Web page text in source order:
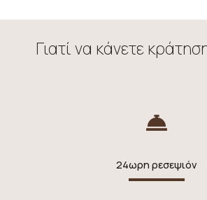
Γιατί να κάνετε
24ωρη ρεσεψιόν